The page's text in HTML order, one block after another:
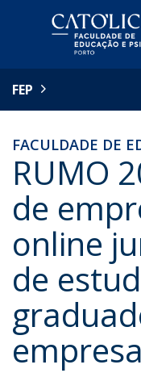
FEP
FACULDADE DE
RUMO
de
online
de